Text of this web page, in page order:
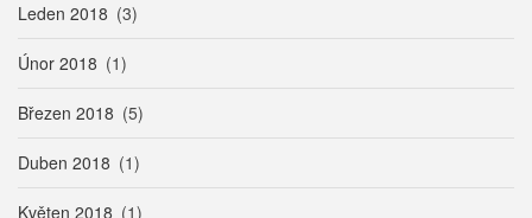
Leden 2018 (3)
Únor 2018 (1)
Březen 2018 (5)
Duben 2018 (1)
Květen 2018 (1)